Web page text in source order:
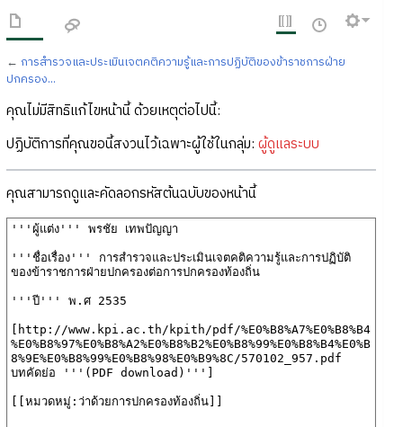
← การสำรวจและประเมินเจตคติความรู้และการปฏิบัติของข้าราชการฝ่าย
ปกครอง...
คุณไม่มีสิทธิแก้ไขหน้านี้ ด้วยเหตุต่อไปนี้:
ปฏิบัติการที่คุณขอนี้สงวนไว้เฉพาะผู้ใช้ในกลุ่ม: ผู้ดูแลระบบ
คุณสามารถดูและคัดลอกรหัสต้นฉบับของหน้านี้